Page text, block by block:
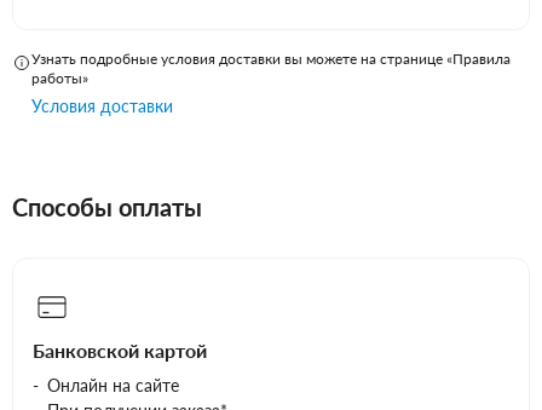
Узнать подробные условия доставки вы можете на странице «Правила
работы»
Условия доставки
Способы оплаты
Банковской картой
Онлайн на сайте